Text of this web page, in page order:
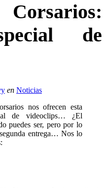
de
en Noticias
nos ofrecen esta
de videoclips… ¿El
puedes ser, pero por lo
entrega… Nos lo